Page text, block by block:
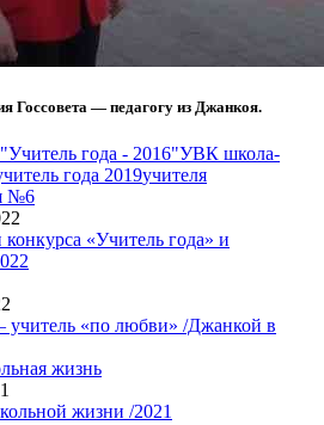
Госсовета — педагогу из Джанкоя.
года - 2016"УВК школа-
года 2019учителя
№6
«Учитель года» и
учитель «по любви» /Джанкой в
жизнь
жизни /2021